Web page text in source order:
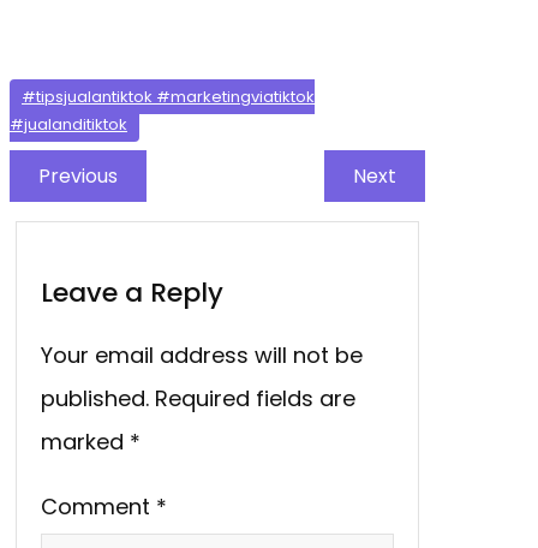
#tipsjualantiktok #marketingviatiktok
#jualanditiktok
Previous Next
Leave a Reply
Your email address will not be
published. Required fields are
marked *
Comment *